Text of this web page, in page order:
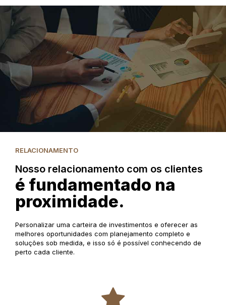
RELACIONAMENTO
Nosso relacionamento com os clientes
é fundamentado na
proximidade.
Personalizar uma carteira de investimentos e oferecer as
melhores oportunidades com planejamento completo e
soluções sob medida, e isso só é possível conhecendo de
perto cada cliente.